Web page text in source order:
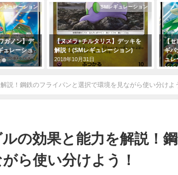
ギュレーション
ガノン】デ
ュレーショ
SMレギュレーション
【ヌメラ+チルタリス】デッキを
解説！(SMレギュレーション)
2018年10月31日
【セ
ギバ
ュレ
2018
説！鋼鉄のフライパンと選択で環境を見ながら使い分けよ
の効果と能力を解説！
ら使い分けよう！